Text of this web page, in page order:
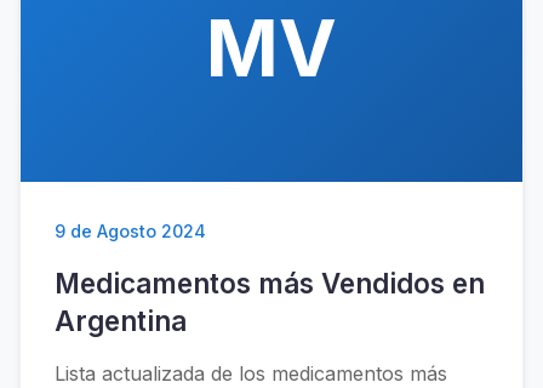
MV
9 de Agosto 2024
Medicamentos más Vendidos en
Argentina
Lista actualizada de los medicamentos más